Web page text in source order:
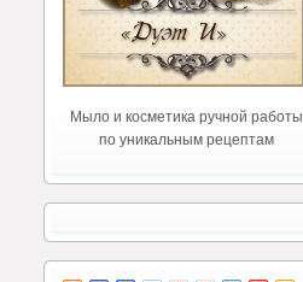
Мыло и косметика ручной работы
по уникальным рецептам